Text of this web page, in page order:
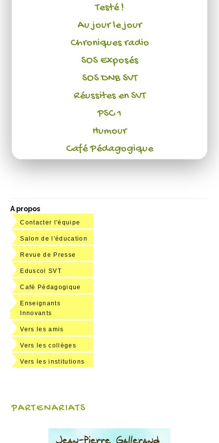
Testé !
Au jour le jour
Chroniques radio
SOS Exposés
SOS DNB SVT
Réussites en SVT
PSC 1
Humour
Café Pédagogique
A propos
Contacter l'équipe
Salon de l'éducation
Revue de Presse
Eduscol SVT
Café Pédagogique
Enseignants
Innovants
Vers les amis
Vers les collèges
Vers les institutions
PARTENARIATS